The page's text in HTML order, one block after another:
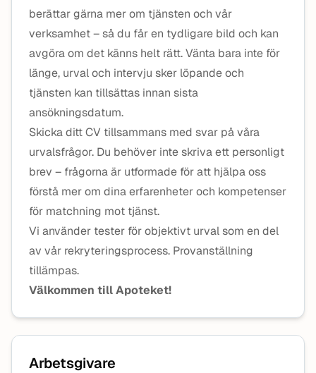
berättar gärna mer om tjänsten och vår
verksamhet – så du får en tydligare bild och kan
avgöra om det känns helt rätt. Vänta bara inte för
länge, urval och intervju sker löpande och
tjänsten kan tillsättas innan sista
ansökningsdatum.
Skicka ditt CV tillsammans med svar på våra
urvalsfrågor. Du behöver inte skriva ett personligt
brev – frågorna är utformade för att hjälpa oss
förstå mer om dina erfarenheter och kompetenser
för matchning mot tjänst.
Vi använder tester för objektivt urval som en del
av vår rekryteringsprocess. Provanställning
tillämpas.
Välkommen till Apoteket!
Arbetsgivare